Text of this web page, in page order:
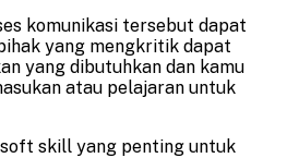
komunikasi tersebut dapat
yang mengkritik dapat
yang dibutuhkan dan kamu
atau pelajaran untuk
soft skill yang penting untuk